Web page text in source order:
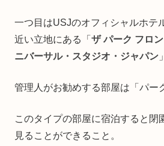
一つ目はUSJのオフィシャルホテ
近い立地にある「 ザ パーク フロ
ニバーサル・スタジオ・ジャパン
管理人がお勧めする部屋は「パー
このタイプの部屋に宿泊すると閉
見ることができること。